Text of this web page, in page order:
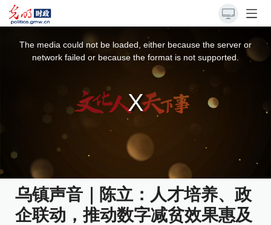
The media could not be loaded, either because the server or
network failed or because the format is not supported.
乌镇声音｜陈立：人才培养、政
企联动，推动数字减贫效果惠及